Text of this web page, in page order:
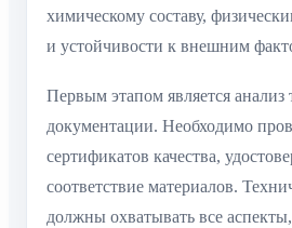
химическому составу,
и устойчивости к внешним
Первым этапом является анализ
документации. Необходимо
сертификатов качества,
соответствие материалов.
должны охватывать все